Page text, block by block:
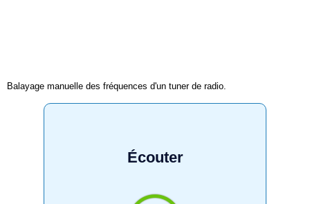
Balayage manuelle des fréquences d'un tuner de radio.
Écouter